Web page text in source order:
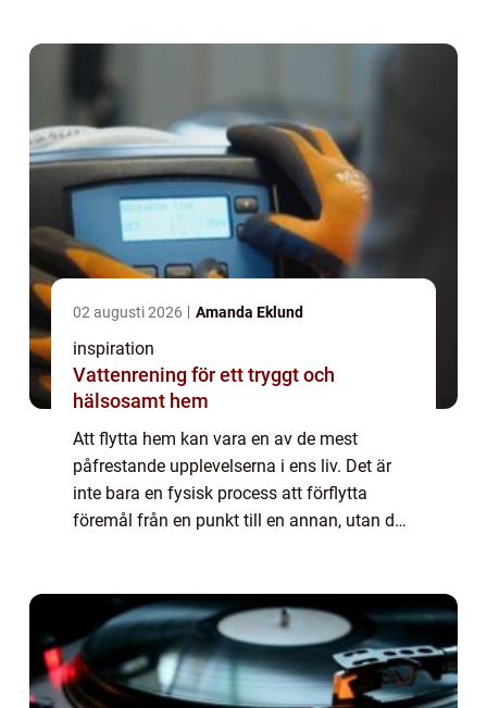
02 augusti 2026 Amanda Eklund
inspiration
Vattenrening för ett tryggt och
hälsosamt hem
Att flytta hem kan vara en av de mest
påfrestande upplevelserna i ens liv. Det är
inte bara en fysisk process att förflytta
föremål från en punkt till en annan, utan det